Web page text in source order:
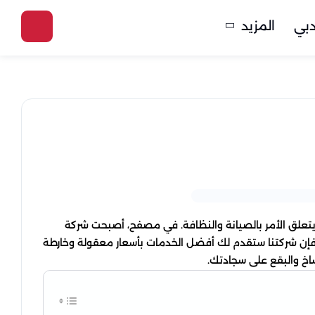
المزيد
الأمر بالصيانة والنظافة. في مصفح، أصبحت شركة
فإن شركتنا ستقدم لك أفضل الخدمات بأسعار معقولة وخارطة
والبقع على سجادتك.